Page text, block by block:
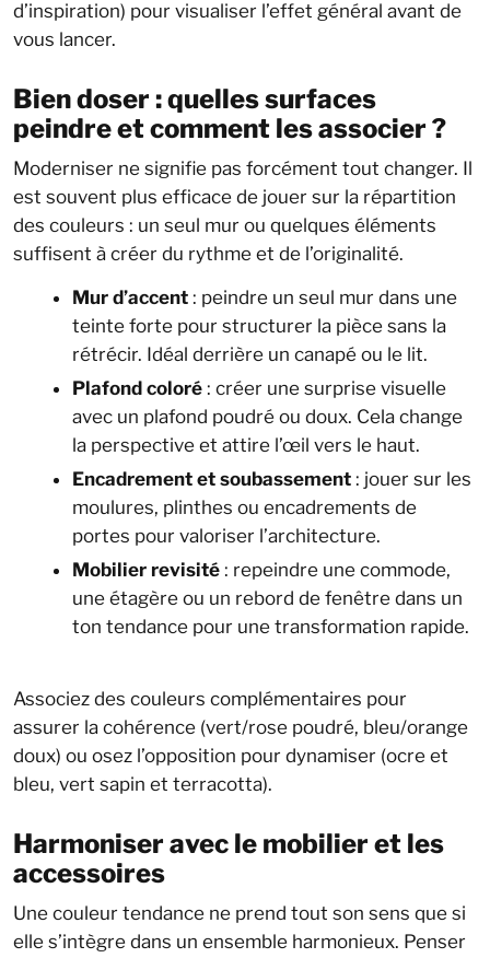
d’inspiration) pour visualiser l’effet général avant de
vous lancer.
Bien doser : quelles surfaces
peindre et comment les associer ?
Moderniser ne signifie pas forcément tout changer. Il
est souvent plus efficace de jouer sur la répartition
des couleurs : un seul mur ou quelques éléments
suffisent à créer du rythme et de l’originalité.
Mur d’accent : peindre un seul mur dans une
teinte forte pour structurer la pièce sans la
rétrécir. Idéal derrière un canapé ou le lit.
Plafond coloré : créer une surprise visuelle
avec un plafond poudré ou doux. Cela change
la perspective et attire l’œil vers le haut.
Encadrement et soubassement : jouer sur les
moulures, plinthes ou encadrements de
portes pour valoriser l’architecture.
Mobilier revisité : repeindre une commode,
une étagère ou un rebord de fenêtre dans un
ton tendance pour une transformation rapide.
Associez des couleurs complémentaires pour
assurer la cohérence (vert/rose poudré, bleu/orange
doux) ou osez l’opposition pour dynamiser (ocre et
bleu, vert sapin et terracotta).
Harmoniser avec le mobilier et les
accessoires
Une couleur tendance ne prend tout son sens que si
elle s’intègre dans un ensemble harmonieux. Penser